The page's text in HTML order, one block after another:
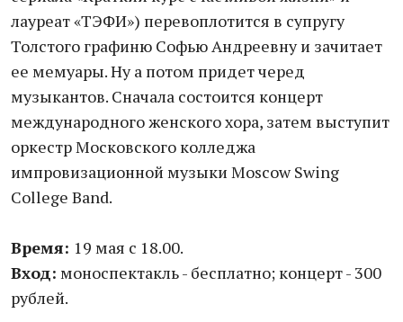
лауреат «ТЭФИ») перевоплотится в супругу
Толстого графиню Софью Андреевну и зачитает
ее мемуары. Ну а потом придет черед
музыкантов. Сначала состоится концерт
международного женского хора, затем выступит
оркестр Московского колледжа
импровизационной музыки Moscow Swing
College Band.
Время: 19 мая с 18.00.
Вход: моноспектакль - бесплатно; концерт - 300
рублей.